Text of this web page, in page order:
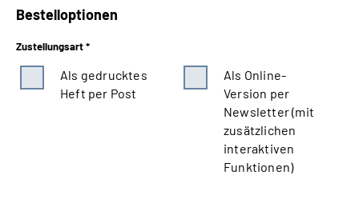
Bestelloptionen
Zustellungsart *
Als gedrucktes
Heft per Post
Als Online-
Version per
Newsletter (mit
zusätzlichen
interaktiven
Funktionen)